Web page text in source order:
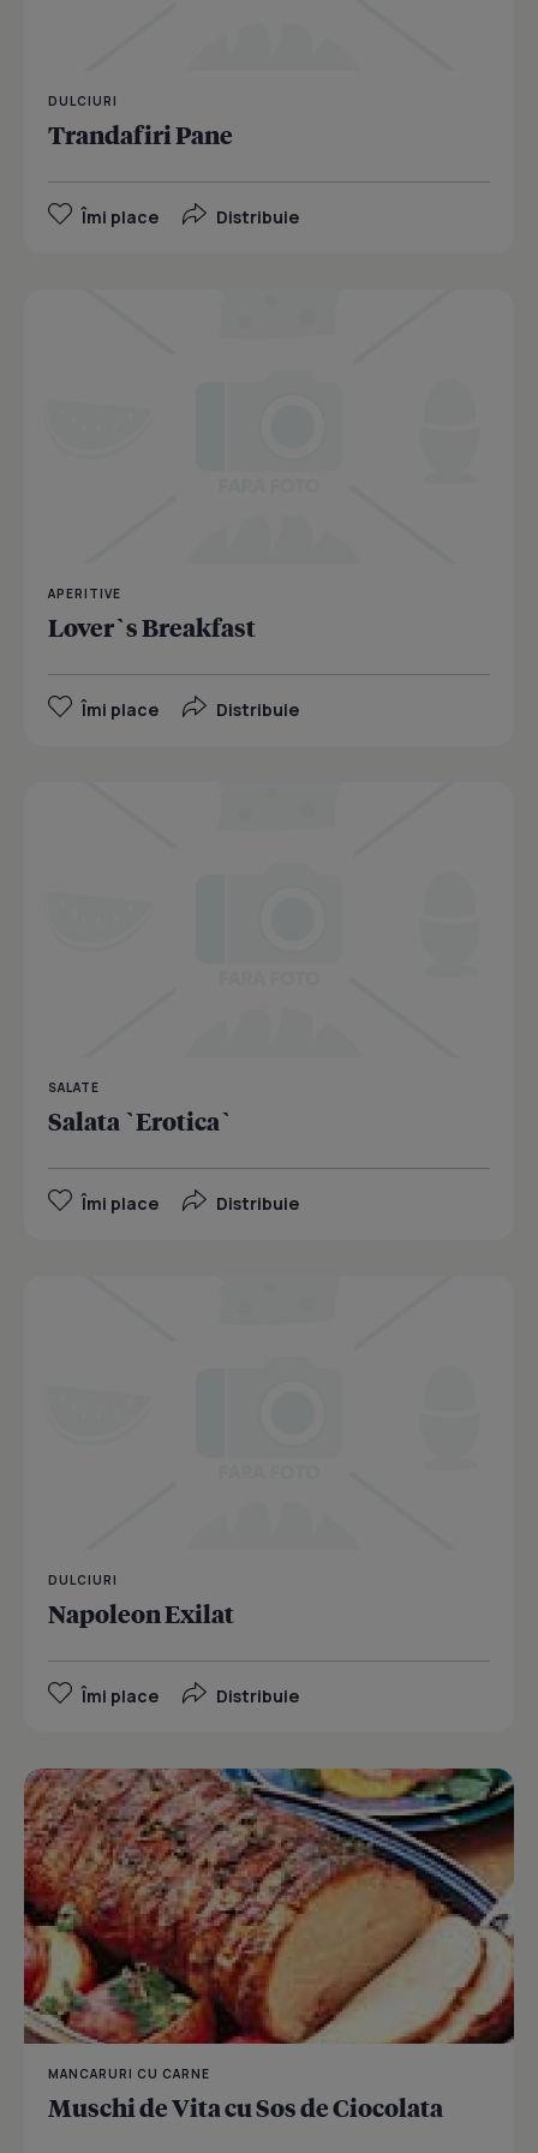
DULCIURI
Trandafiri Pane
Îmi place Distribuie
APERITIVE
Lover`s Breakfast
Îmi place Distribuie
SALATE
Salata `Erotica`
Îmi place Distribuie
DULCIURI
Napoleon Exilat
Îmi place Distribuie
MANCARURI CU CARNE
Muschi de Vita cu Sos de Ciocolata